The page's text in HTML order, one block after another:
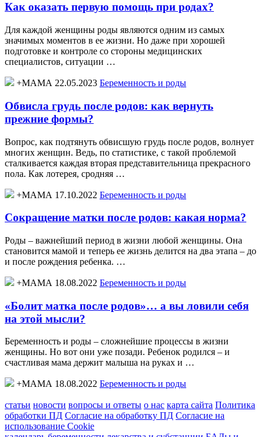
Как оказать первую помощь при родах?
Для каждой женщины роды являются одним из самых
значимых моментов в ее жизни. Но даже при хорошей
подготовке и контроле со стороны медицинских
специалистов, ситуации …
+МАМА 22.05.2023 Беременность и роды
Обвисла грудь после родов: как вернуть
прежние формы?
Вопрос, как подтянуть обвисшую грудь после родов, волнует
многих женщин. Ведь, по статистике, с такой проблемой
сталкивается каждая вторая представительница прекрасного
пола. Как лотерея, сродняя …
+МАМА 17.10.2022 Беременность и роды
Сокращение матки после родов: какая норма?
Роды – важнейший период в жизни любой женщины. Она
становится мамой и теперь ее жизнь делится на два этапа – до
и после рождения ребенка. …
+МАМА 18.08.2022 Беременность и роды
«Болит матка после родов»… а вы ловили себя
на этой мысли?
Беременность и роды – сложнейшие процессы в жизни
женщины. Но вот они уже позади. Ребенок родился – и
счастливая мама держит малыша на руках и …
+МАМА 18.08.2022 Беременность и роды
статьи новости вопросы и ответы о нас карта сайта Политика
обработки ПД Согласие на обработку ПД Согласие на
использование Cookie